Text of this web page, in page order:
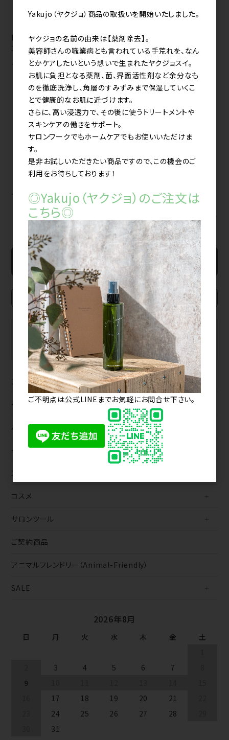
NIOCAN（ニオキャン）500ml
スプレー
メーカー希望小売価格（税込）
2,640円
ケラフェクト VKブースター
TRIAL
SET（30ml/30ml/50g）
ヤクジョスイ 200ml
新規会員登録
BRAND
ブランドから探す
MAKER
メーカーから探す
カテゴリから探す
ヘアカラー
パーマ
ヘアケア
スタイリング
コスメ
サロンツール
ご契約商品
アニマルフレンドリー（Animal-Friendly）
SALE
2026年8月
日 月 火 水 木 金
土
3 4 5 6 7
9
17 18 19 20 21
24 25 26 27 28
31
Yakujo（ヤクジョ）商品の取扱いを開始いたしました。
ヤクジョの名前の由来は【薬剤除去】。
美容師さんの職業病とも言われている手荒れを、なん
とかケアしたいという想いで生まれたヤクジョスイ。
お肌に負担となる薬剤、菌、界面活性剤など余分なも
のを徹底洗浄し、角層のすみずみまで保湿していくこ
とで健康的なお肌に近づけます。
さらに、高い浸透力で、その後に使うトリートメントや
スキンケアの働きをサポート。
サロンワークでもホームケアでもお使いいただけま
す。
是非お試しいただきたい商品ですので、この機会のご
利用をお待ちしております！
◎Yakujo（ヤクジョ）のご注文は
こちら◎
ご不明点は公式LINEまでお気軽にお問合せ下さい。